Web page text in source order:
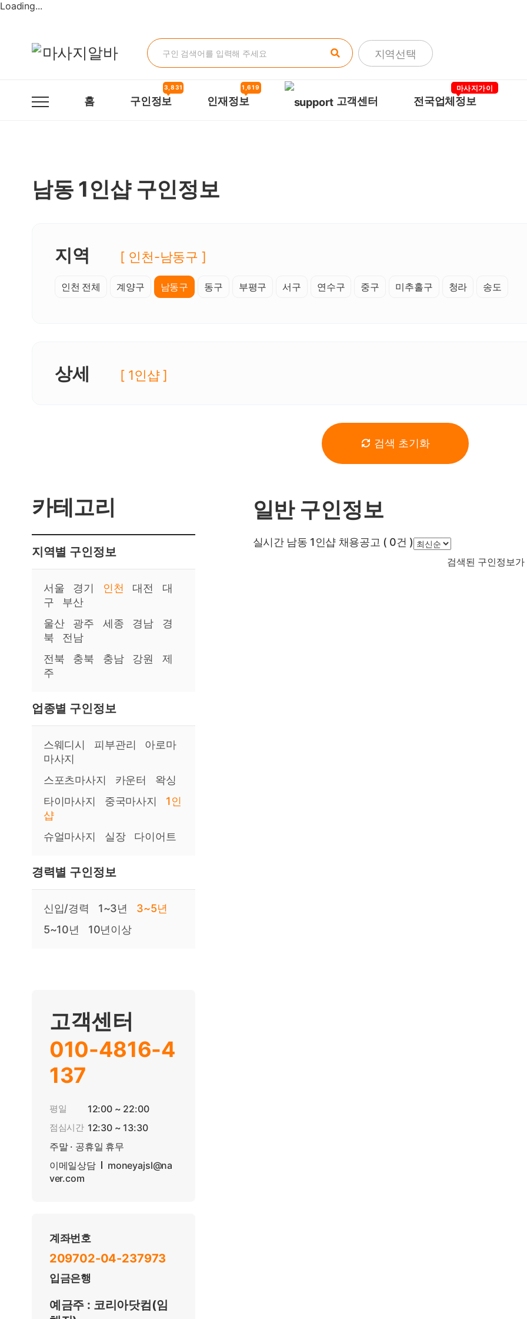
남동1인샵 구인정보, 내 주변 관리사 구인 - 마사지알바
Loading...
네이버 구글에서마사지알바
지역선택
홈 구인정보
3,831
인재정보
1,619
고객센터 전국업체정보
마사지가이
드
남동 1인샵 구인정보
지역 [ 인천-남동구 ]
인천 전체 계양구 남동구 동구 부평구 서구 연수구 중구 미추홀구 청라 송도
상세 [ 1인샵 ]
검색 초기화
카테고리
지역별 구인정보
서울 경기 인천 대전
대
구
부산
울산
광주 세종 경남
경
북
전남
전북
충북 충남 강원
제
주
업종별 구인정보
스웨디시 피부관리
아로마
마사지
스포츠마사지
카운터
왁싱
타이마사지
중국마사지
1인
샵
슈얼마사지
실장 다이어트
경력별 구인정보
신입/경력 1~3년
3~5년
5~10년
10년이상
고객센터
010-4816-4
137
평일 12:00 ~ 22:00
점심시간 12:30 ~ 13:30
주말 · 공휴일 휴무
이메일상담
moneyajsl@na
ver.com
계좌번호
209702-04-237973
입금은행
예금주 : 코리아닷컴(임
일반 구인정보
실시간 남동 1인샵 채용공고 전체 목록
( 0건 )
검색된 구인정보